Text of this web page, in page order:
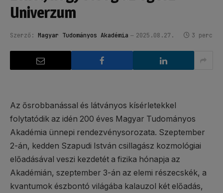
Univerzum
Szerző: Magyar Tudományos Akadémia 2025.08.27. 3 perc
Az ősrobbanással és látványos kísérletekkel
folytatódik az idén 200 éves Magyar Tudományos
Akadémia ünnepi rendezvénysorozata. Szeptember
2-án, kedden Szapudi István csillagász kozmológiai
előadásával veszi kezdetét a fizika hónapja az
Akadémián, szeptember 3-án az elemi részecskék, a
kvantumok észbontó világába kalauzol két előadás,